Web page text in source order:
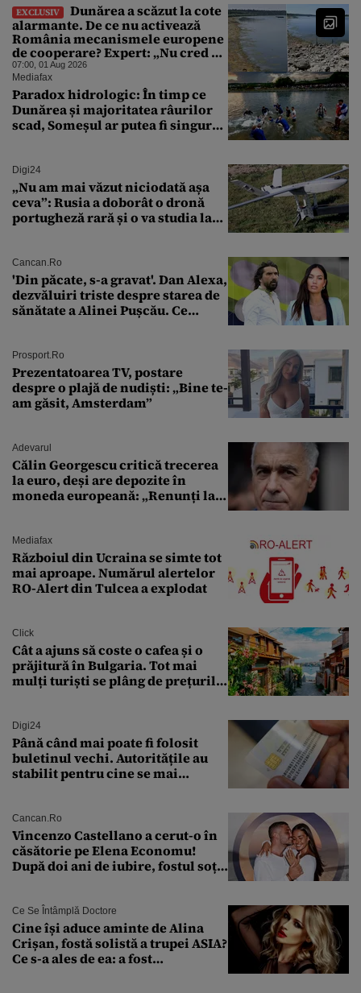
EXCLUSIV
Dunărea a scăzut la cote
alarmante. De ce nu activează
România mecanismele europene
de cooperare? Expert: „Nu cred că
a sta și a aștepta ploaia reprezintă
o strategie viabilă”
07:00, 01 Aug 2026
Mediafax
Paradox hidrologic: În timp ce
Dunărea și majoritatea râurilor
scad, Someșul ar putea fi singurul
Digi24
„Nu am mai văzut niciodată așa
ceva”: Rusia a doborât o dronă
portugheză rară și o va studia la
Cancan.ro
'Din păcate, s-a gravat'. Dan Alexa,
dezvăluiri triste despre starea de
sănătate a Alinei Pușcău. Ce
Prosport.ro
Prezentatoarea TV, postare
despre o plajă de nudiști: „Bine te-
am găsit, Amsterdam”
Adevarul
Călin Georgescu critică trecerea
la euro, deși are depozite în
moneda europeană: „Renunți la
Mediafax
Războiul din Ucraina se simte tot
mai aproape. Numărul alertelor
RO-Alert din Tulcea a explodat
Click
Cât a ajuns să coste o cafea și o
prăjitură în Bulgaria. Tot mai
mulți turiști se plâng de prețurile
Digi24
Până când mai poate fi folosit
buletinul vechi. Autoritățile au
stabilit pentru cine se mai
Cancan.ro
Vincenzo Castellano a cerut-o în
căsătorie pe Elena Economu!
După doi ani de iubire, fostul soț
Ce Se Întâmplă Doctore
Cine își aduce aminte de Alina
Crișan, fostă solistă a trupei ASIA?
Ce s-a ales de ea: a fost